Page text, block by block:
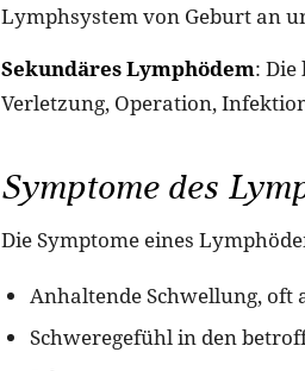
Lymphsystem von Geburt an
Sekundäres Lymphödem:
Verletzung, Operation,
Symptome des
Die Symptome eines
Anhaltende Schwellung, oft
Schweregefühl in den